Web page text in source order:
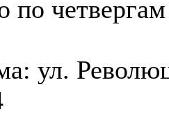
по
ул.